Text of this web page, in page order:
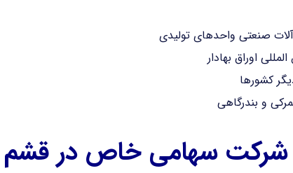
صنعتی واحدهای تولیدی
اوراق بهادار
کشورها
و بندرگاهی
شرکت سهامی خاص در قشم